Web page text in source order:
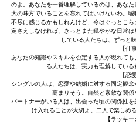
のよ。あなたを一番理解しているのは、あな
大の味方でいることを忘れてはいけないわ。
不尽に感じるかもしれんけど、今はぐっとこ
定さえしなければ、きっとまた穏やかな日常
している人たちは、ずっと
【仕
あなたの知識やスキルを否定する人が現れて
る人たちは、実力も理解している
【恋
シングルの人は、恋愛や結婚に対する固定観
高まりそう。自然と素敵な関係
パートナーがいる人は、出会った頃の関係性
け入れることが大切よ。二人で楽しめ
【ラッキー